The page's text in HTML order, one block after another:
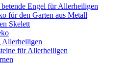
Engel für Allerheiligen
für den Garten aus Metall
Skelett
Allerheiligen
für Allerheiligen